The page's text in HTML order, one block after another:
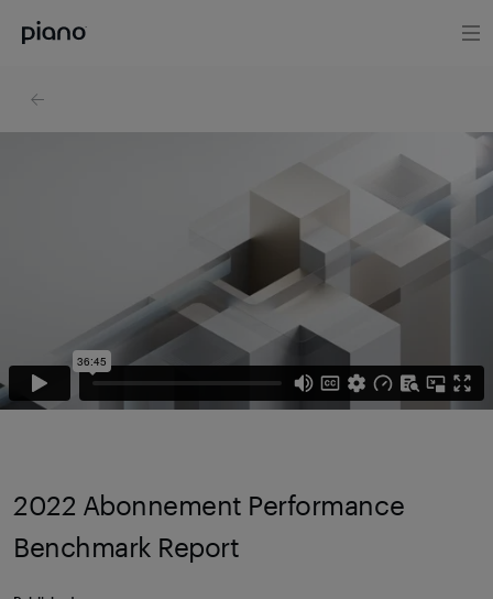
2022 Abonnement Performance
Benchmark Report